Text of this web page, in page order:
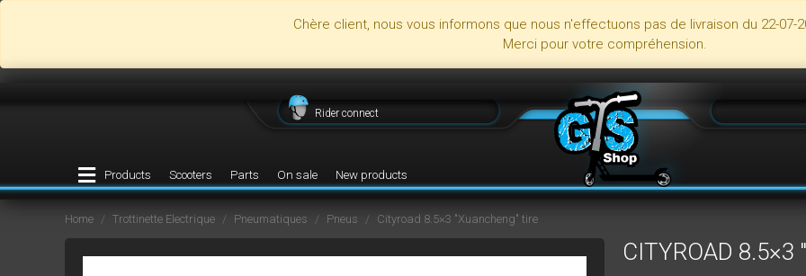
Chère client, nous vous informons que nous n'effectuons pas de livraison du 22-07-
Merci pour votre compréhension.
Rider connect
Products Scooters Parts On sale New products
Home Trottinette Electrique Pneumatiques Pneus Cityroad 8.5×3 "Xuancheng" tire
CITYROAD 8.5×3